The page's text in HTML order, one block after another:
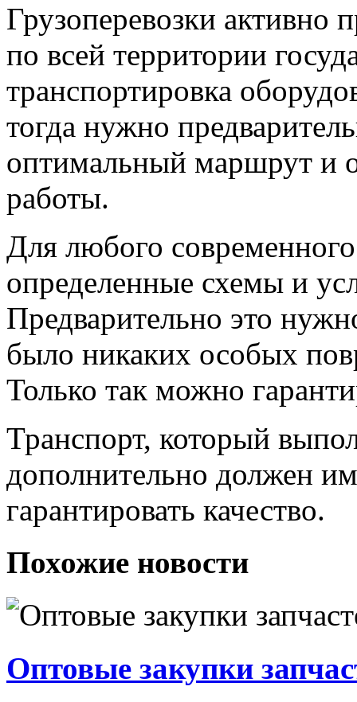
Грузоперевозки активно
по всей территории
транспортировка
тогда нужно
оптимальный маршрут и
работы.
Для любого
определенные схемы и
Предварительно это
было никаких особых
Только так можно
Транспорт, который
дополнительно должен
гарантировать качество.
Похожие новости
Оптовые закупки